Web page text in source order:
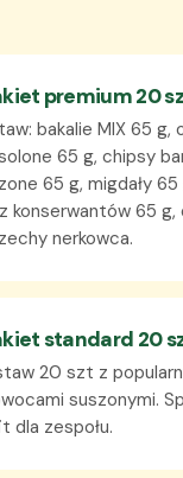
premium 20
bakalie MIX 65 g,
65 g, chipsy
65 g, migdały 65
konserwantów 65 g,
nerkowca.
standard 20
20 szt z
suszonymi.
dla zespołu.